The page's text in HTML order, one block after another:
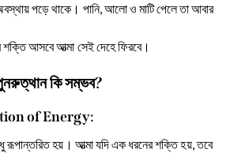
পড়ে থাকে। পানি, আলো ও মাটি পেলে তা আবার
আসবে আত্মা সেই দেহে ফিরবে।
পুনরুত্থান কি সম্ভব?
of Energy:
রূপান্তরিত হয়। আত্মা যদি এক ধরনের শক্তি হয়, তবে